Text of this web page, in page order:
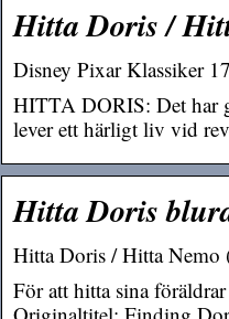
Hitta Doris /
Disney Pixar Klassiker
HITTA DORIS: Det har
lever ett härligt liv vid
Hitta Doris
Hitta Doris / Hitta
För att hitta sina